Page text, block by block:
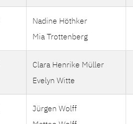
Nadine Höthker
Mia Trottenberg
Clara Henrike Müller
Evelyn Witte
Jürgen Wolff